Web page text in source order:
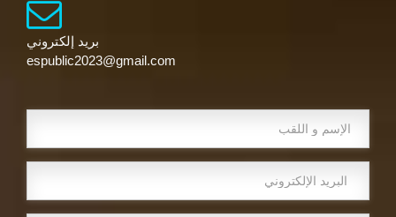
بريد إلكتروني
espublic2023@gmail.com